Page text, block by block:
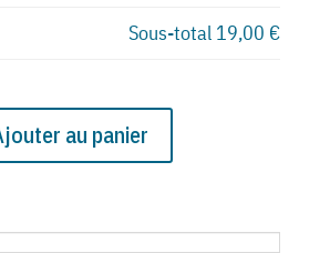
Sous-total 19,00 €
au panier